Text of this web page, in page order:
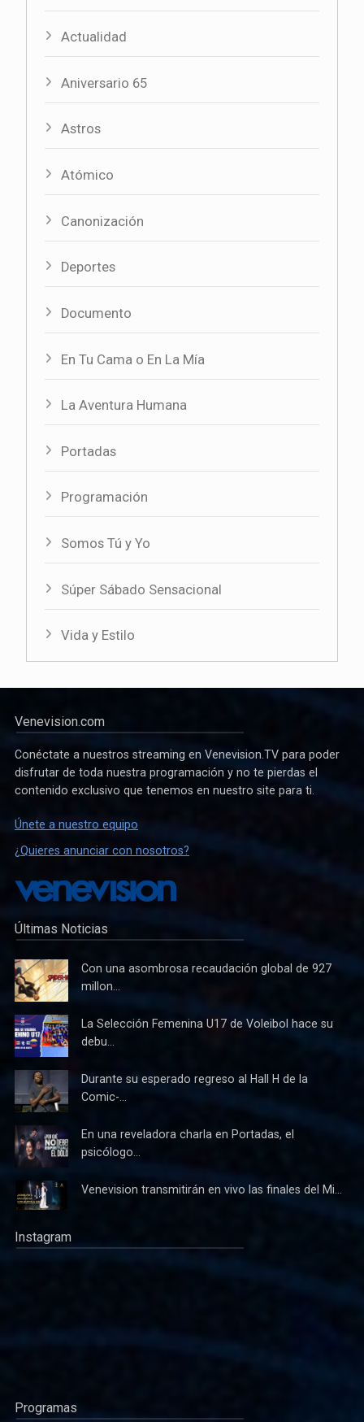
Actualidad
Aniversario 65
Astros
Atómico
Canonización
Deportes
Documento
En Tu Cama o En La Mía
La Aventura Humana
Portadas
Programación
Somos Tú y Yo
Súper Sábado Sensacional
Vida y Estilo
Venevision.com
Conéctate a nuestros streaming en Venevision.TV para poder
disfrutar de toda nuestra programación y no te pierdas el
contenido exclusivo que tenemos en nuestro site para ti.
Únete a nuestro equipo
¿Quieres anunciar con nosotros?
Últimas Noticias
Con una asombrosa recaudación global de 927
millon...
La Selección Femenina U17 de Voleibol hace su
debu...
Durante su esperado regreso al Hall H de la
Comic-...
En una reveladora charla en Portadas, el
psicólogo...
Venevision transmitirán en vivo las finales del Mi...
Instagram
Programas